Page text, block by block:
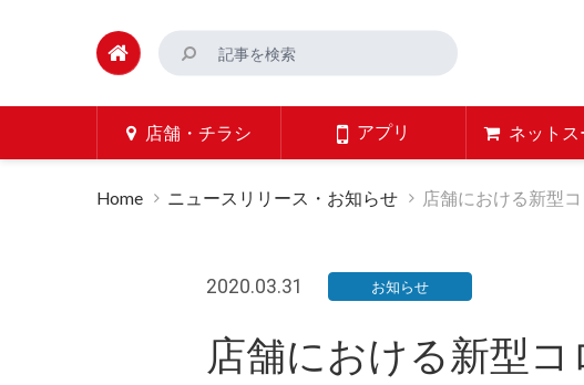
店舗・チラシ アプリ ネットス
Home ニュースリリース・お知らせ 店舗における新型
2020.03.31 お知らせ
店舗における新型